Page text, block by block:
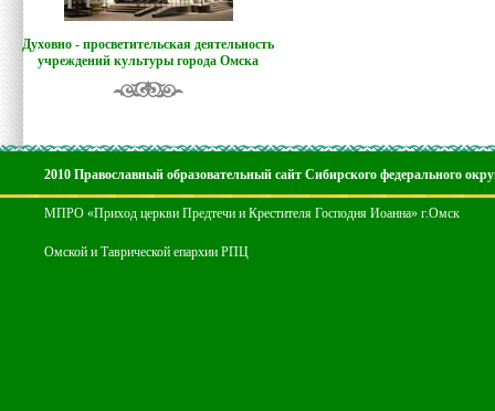
Духовно - просветительская деятельность
учреждений культуры города Омска
2010 Православный образовательный сайт Сибирского федерального
МПРО «Приход церкви Предтечи и Крестителя Господня Иоанна» г.Омск
Омской и Таврической епархии РПЦ